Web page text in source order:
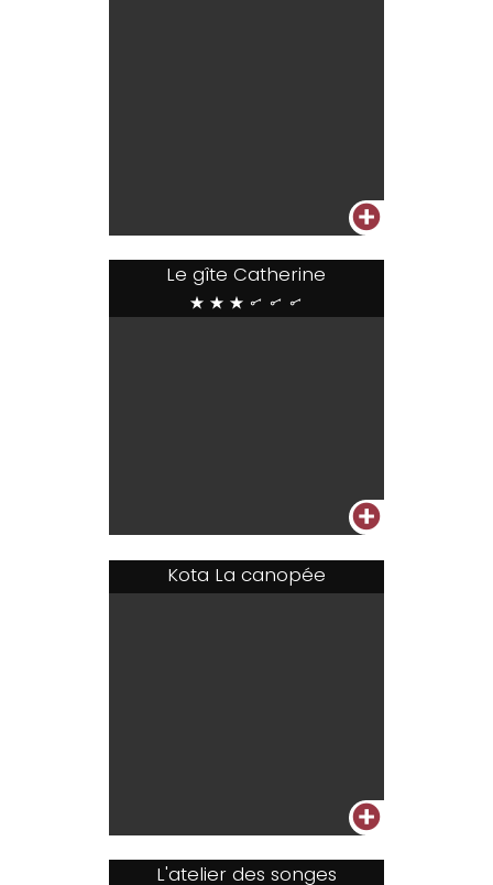
+
Le gîte Catherine
***...
+
Kota La canopée
+
L'atelier des songes